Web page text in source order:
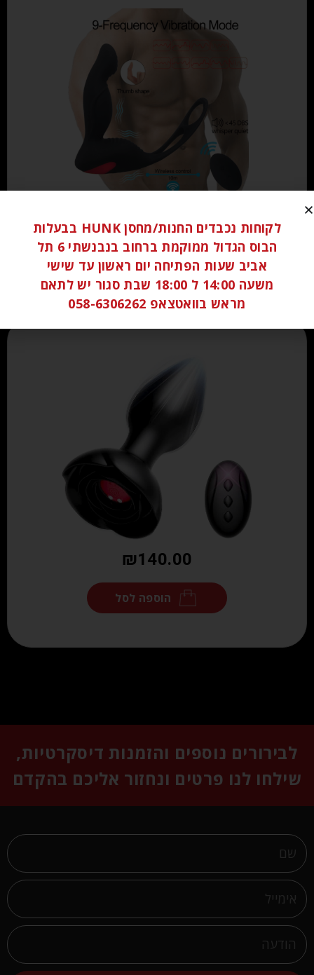
הוספה לסל
₪140.00
הוספה לסל
לבירורים נוספים והזמנות דיסקרטיות,
שילחו לנו פרטים ונחזור אליכם בהקדם
לקוחות נכבדים החנות/מחסן HUNK בבעלות
הבוס הגדול ממוקמת ברחוב בנבנשתי 6 תל
אביב שעות הפתיחה יום ראשון עד שישי
משעה 14:00 ל 18:00 שבת סגור יש לתאם
מראש בוואטצאפ 058-6306262